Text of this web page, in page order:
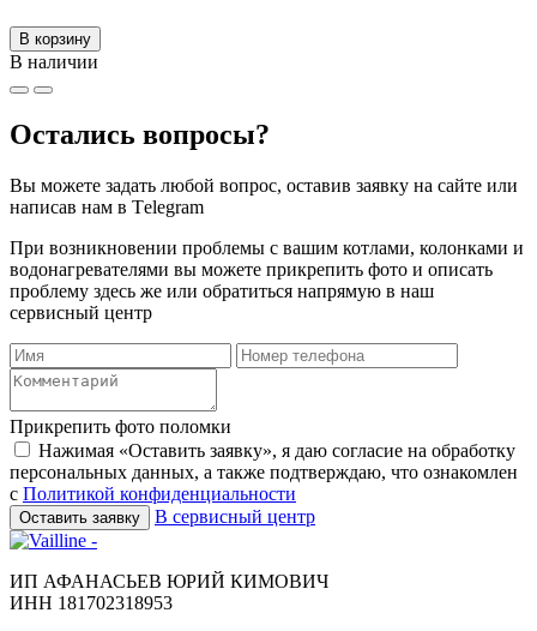
В корзину
В наличии
Остались вопросы?
Вы можете задать любой вопрос, оставив заявку на сайте или
написав нам в Тelegram
При возникновении проблемы с вашим котлами, колонками и
водонагревателями вы можете прикрепить фото и описать
проблему здесь же или обратиться напрямую в наш
сервисный центр
Прикрепить фото поломки
Нажимая «Оставить заявку», я даю согласие на обработку
персональных данных, а также подтверждаю, что ознакомлен
с Политикой конфиденциальности
Оставить заявку В сервисный центр
ИП АФАНАСЬЕВ ЮРИЙ КИМОВИЧ
ИНН 181702318953